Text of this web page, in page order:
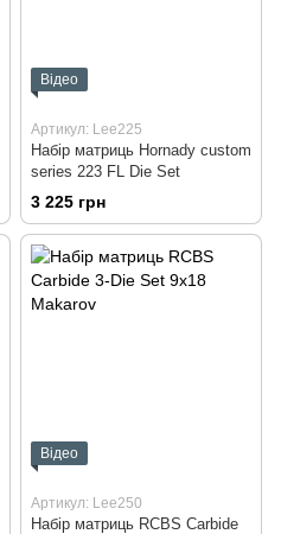
Відео
Артикул: Lee225
Набір матриць Hornady custom
series 223 FL Die Set
3 225 грн
Відео
Артикул: Lee250
Набір матриць RCBS Carbide